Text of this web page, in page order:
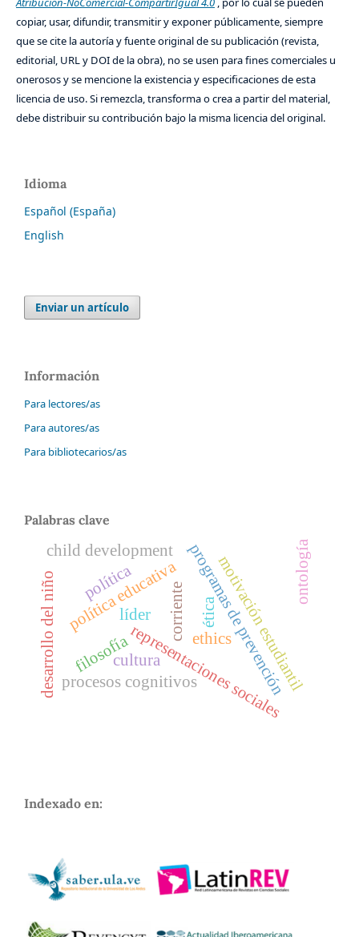
copiar, usar, difundir, transmitir y exponer públicamente, siempre
que se cite la autoría y fuente original de su publicación (revista,
editorial, URL y DOI de la obra), no se usen para fines comerciales u
onerosos y se mencione la existencia y especificaciones de esta
licencia de uso. Si remezcla, transforma o crea a partir del material,
debe distribuir su contribución bajo la misma licencia del original.
Idioma
Español (España)
English
Enviar un artículo
Información
Para lectores/as
Para autores/as
Para bibliotecarios/as
Palabras clave
representaciones sociales
líder
política educativaprogramas de prevención
procesos cognitivos motivación estudiantil
política
ética
ethics
desarrollo del niño
child development
corriente
filosofía
ontología
cultura
Indexado en: